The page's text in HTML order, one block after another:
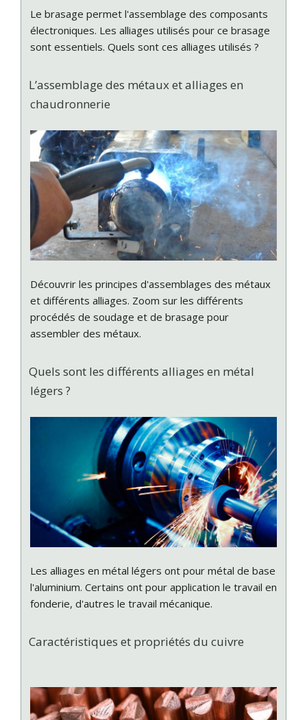
Le brasage permet l'assemblage des composants
électroniques. Les alliages utilisés pour ce brasage
sont essentiels. Quels sont ces alliages utilisés ?
L’assemblage des métaux et alliages en
chaudronnerie
Découvrir les principes d'assemblages des métaux
et différents alliages. Zoom sur les différents
procédés de soudage et de brasage pour
assembler des métaux.
Quels sont les différents alliages en métal
légers ?
Les alliages en métal légers ont pour métal de base
l'aluminium. Certains ont pour application le travail en
fonderie, d'autres le travail mécanique.
Caractéristiques et propriétés du cuivre